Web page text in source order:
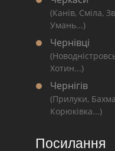
(Канів, Сміла,
Умань...)
Чернівці
Хотин...)
Чернігів
(Прилуки,
Корюківка...)
Посилання